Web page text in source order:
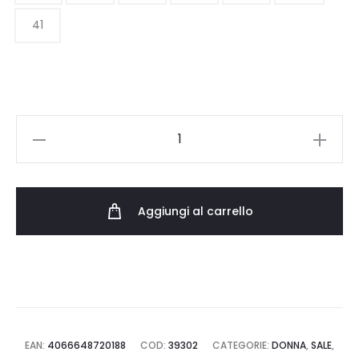
41
Aggiungi al carrello
EAN: 4066648720188 COD: 39302 CATEGORIE: DONNA, SALE,